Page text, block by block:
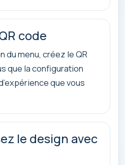
code
du menu, créez le QR
que la configuration
que vous
le design avec